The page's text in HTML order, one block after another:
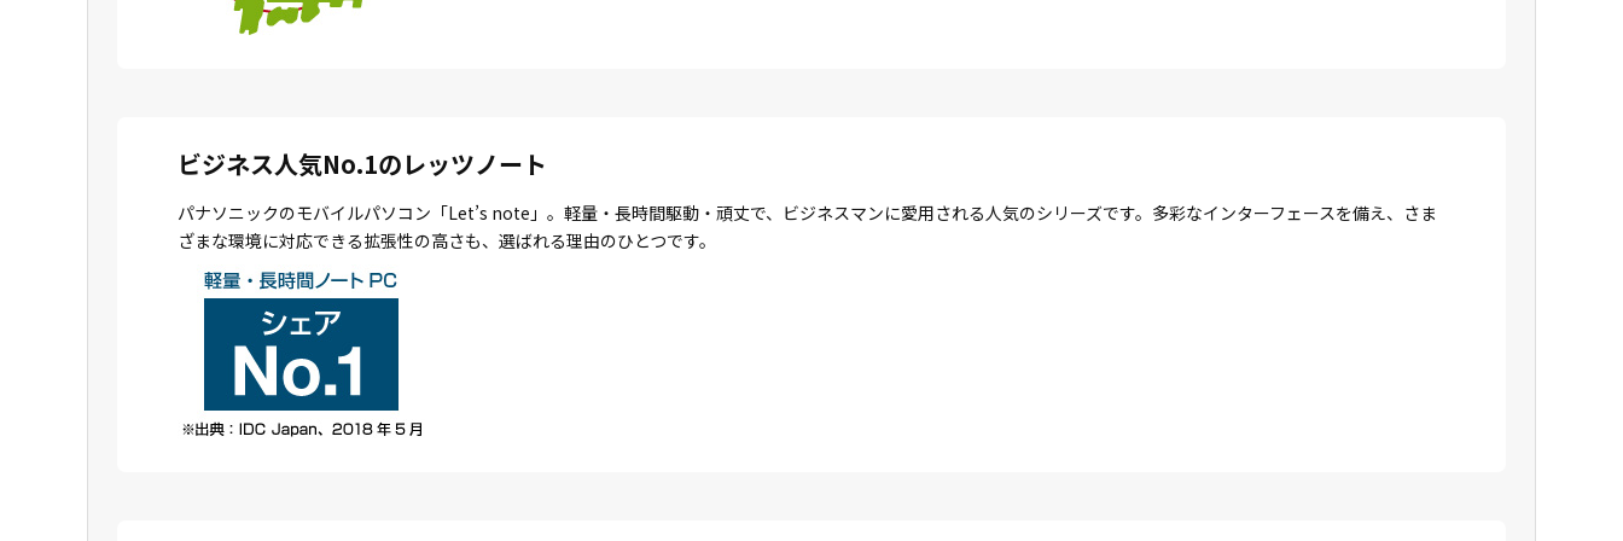
ビジネス人気No.1のレッツノート
パナソニックのモバイルパソコン「Let’s note」。軽量・長時間駆動・頑丈で、ビジネスマンに愛用される人気のシリーズです。多彩なインターフェースを備え、さま
ざまな環境に対応できる拡張性の高さも、選ばれる理由のひとつです。